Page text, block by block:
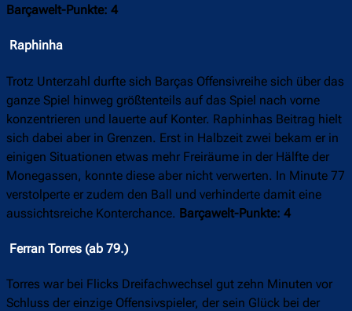
Barçawelt-Punkte: 4
Raphinha
Trotz Unterzahl durfte sich Barças Offensivreihe sich über das
ganze Spiel hinweg größtenteils auf das Spiel nach vorne
konzentrieren und lauerte auf Konter. Raphinhas Beitrag hielt
sich dabei aber in Grenzen. Erst in Halbzeit zwei bekam er in
einigen Situationen etwas mehr Freiräume in der Hälfte der
Monegassen, konnte diese aber nicht verwerten. In Minute 77
verstolperte er zudem den Ball und verhinderte damit eine
aussichtsreiche Konterchance. Barçawelt-Punkte: 4
Ferran Torres (ab 79.)
Torres war bei Flicks Dreifachwechsel gut zehn Minuten vor
Schluss der einzige Offensivspieler, der sein Glück bei der